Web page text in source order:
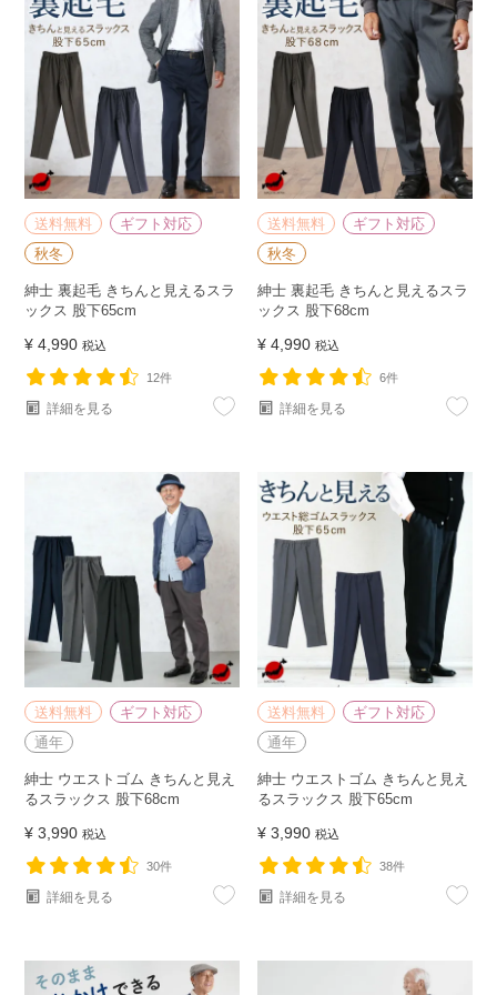
送料無料
ギフト対応
秋冬
紳士 裏起毛 きちんと見えるスラ
ックス 股下65cm
¥ 4,990 税込
12件
詳細を見る
送料無料
ギフト対応
秋冬
紳士 裏起毛 きちんと見えるスラ
ックス 股下68cm
¥ 4,990 税込
6件
詳細を見る
送料無料
ギフト対応
通年
紳士 ウエストゴム きちんと見え
るスラックス 股下68cm
¥ 3,990 税込
30件
詳細を見る
送料無料
ギフト対応
通年
紳士 ウエストゴム きちんと見え
るスラックス 股下65cm
¥ 3,990 税込
38件
詳細を見る